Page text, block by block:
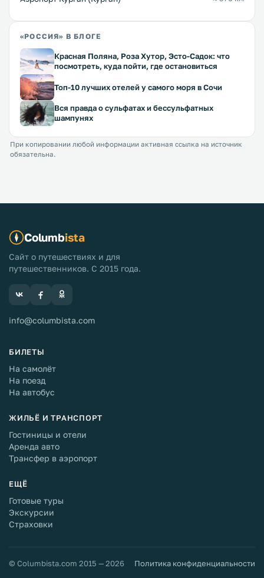
«РОССИЯ» В БЛОГЕ
Красная Поляна, Роза Хутор, Эсто-Садок: что
посмотреть, куда пойти, где остановиться
Топ-10 лучших отелей у самого моря в Сочи
Вся правда о сульфатах и бессульфатных
шампунях
При копировании любой информации активная ссылка на источник
обязательна.
Columbista
Сайт о путешествиях и для
путешественников. С 2015 года.
info@columbista.com
БИЛЕТЫ
На самолёт
На поезд
На автобус
ЖИЛЬЁ И ТРАНСПОРТ
Гостиницы и отели
Аренда авто
Трансфер в аэропорт
ЕЩЁ
Готовые туры
Экскурсии
Страховки
© Columbista.com 2015 — 2026 Политика конфиденциальности